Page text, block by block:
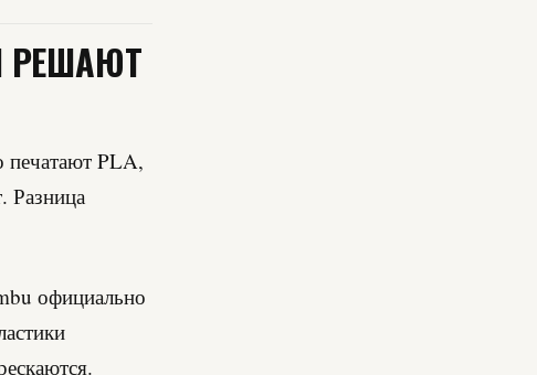
РЕШАЮТ
печатают PLA,
Разница
официально